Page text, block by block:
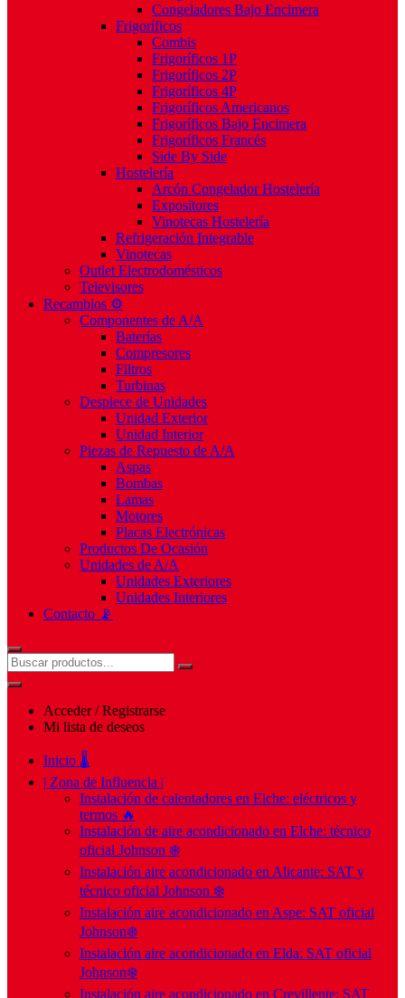
Congeladores Bajo Encimera
Frigoríficos
Combis
Frigoríficos 1P
Frigoríficos 2P
Frigoríficos 4P
Frigoríficos Americanos
Frigoríficos Bajo Encimera
Frigoríficos Francés
Side By Side
Hostelería
Arcón Congelador Hostelería
Expositores
Vinotecas Hostelería
Refrigeración Integrable
Vinotecas
Outlet Electrodomésticos
Televisores
Recambios ⚙️
Componentes de A/A
Baterías
Compresores
Filtros
Turbinas
Despiece de Unidades
Unidad Exterior
Unidad Interior
Piezas de Repuesto de A/A
Aspas
Bombas
Lamas
Motores
Placas Electrónicas
Productos De Ocasión
Unidades de A/A
Unidades Exteriores
Unidades Interiores
Contacto 📡
Acceder / Registrarse
Mi lista de deseos
Inicio 🌡️
| Zona de Influencia |
Instalación de calentadores en Elche: eléctricos y
termos 🔥
Instalación de aire acondicionado en Elche: técnico
oficial Johnson ❄️
Instalación aire acondicionado en Alicante: SAT y
técnico oficial Johnson ❄️
Instalación aire acondicionado en Aspe: SAT oficial
Johnson❄️
Instalación aire acondicionado en Elda: SAT oficial
Johnson❄️
Instalación aire acondicionado en Crevillente: SAT